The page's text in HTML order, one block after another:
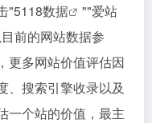
"5118数据 ""爱站
前的网站数据参
更多网站价值评估因
、搜索引擎收录以及
一个站的价值，最主